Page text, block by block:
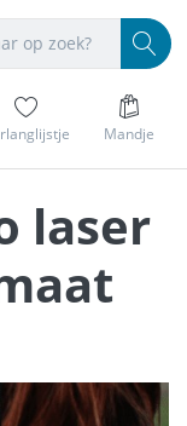
Mandje
laser